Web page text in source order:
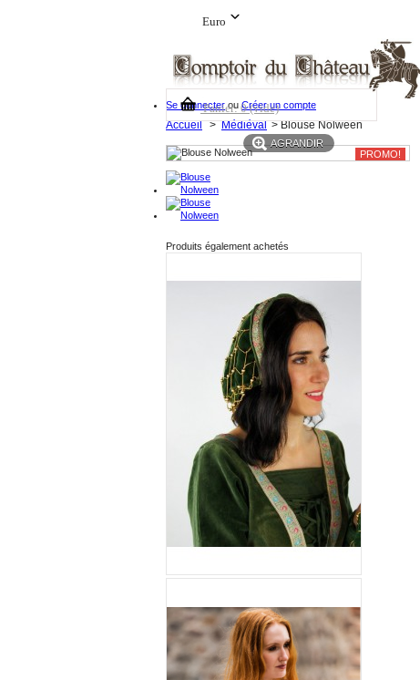
Euro
Se connecterouCréer un compte
Panier: 0 (vide)
Accueil > Médiéval > Blouse Nolween
PROMO!
AGRANDIR
Produits également achetés